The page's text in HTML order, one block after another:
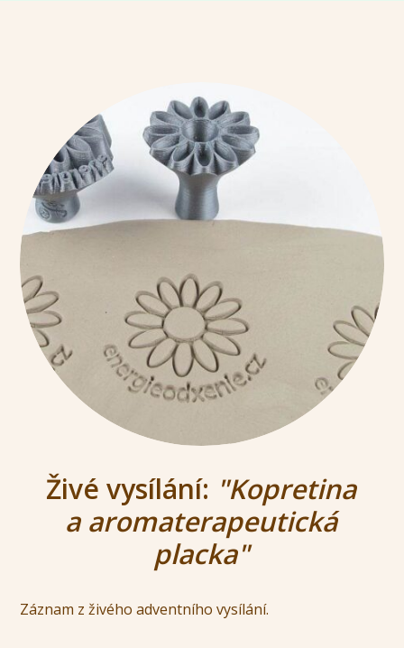
Živé vysílání: "Kopretina
a aromaterapeutická
placka"
Záznam z živého adventního vysílání.